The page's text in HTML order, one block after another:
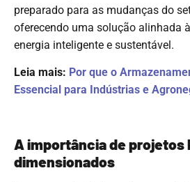
preparado para as mudanças do
oferecendo uma solução alinhada
energia inteligente e sustentável.
Leia mais: Por que o
Essencial para Indústrias e
A importância de projetos
dimensionados